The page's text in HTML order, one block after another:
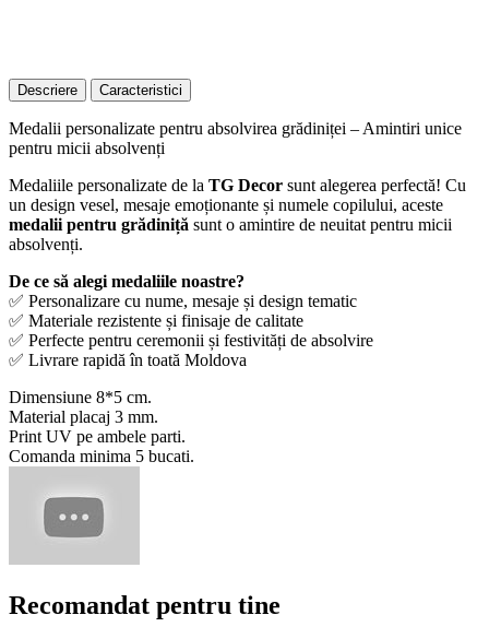
Descriere Caracteristici
Medalii personalizate pentru absolvirea grădiniței – Amintiri unice
pentru micii absolvenți
Medaliile personalizate de la TG Decor sunt alegerea perfectă! Cu
un design vesel, mesaje emoționante și numele copilului, aceste
medalii pentru grădiniță sunt o amintire de neuitat pentru micii
absolvenți.
De ce să alegi medaliile noastre?
✅ Personalizare cu nume, mesaje și design tematic
✅ Materiale rezistente și finisaje de calitate
✅ Perfecte pentru ceremonii și festivități de absolvire
✅ Livrare rapidă în toată Moldova
Dimensiune 8*5 cm.
Material placaj 3 mm.
Print UV pe ambele parti.
Comanda minima 5 bucati.
Recomandat pentru tine